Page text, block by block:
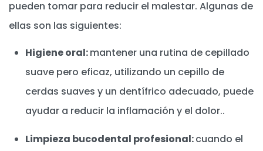
pueden tomar para reducir el malestar. Algunas de
ellas son las siguientes:
Higiene oral:mantener una rutina de cepillado
suave pero eficaz, utilizando un cepillo de
cerdas suaves y un dentífrico adecuado, puede
ayudar a reducir la inflamación y el dolor..
Limpieza bucodental profesional:cuando el